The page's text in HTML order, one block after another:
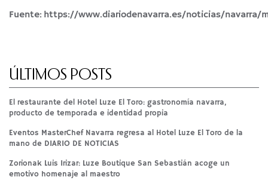
Fuente: https://www.diariodenavarra.es/noticias/navarra/
ÚLTIMOS POSTS
El restaurante del Hotel Luze El Toro: gastronomía navarra,
producto de temporada e identidad propia
Eventos MasterChef Navarra regresa al Hotel Luze El Toro de la
mano de DIARIO DE NOTICIAS
Zorionak Luis Irizar: Luze Boutique San Sebastián acoge un
emotivo homenaje al maestro